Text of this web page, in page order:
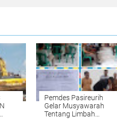
Pemdes Pasireurih
Gelar Musyawarah
Tentang Limbah